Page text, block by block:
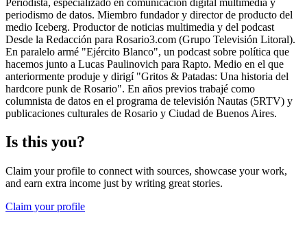
periodismo de datos. Miembro fundador y director de producto del
medio Iceberg. Productor de noticias multimedia y del podcast
Desde la Redacción para Rosario3.com (Grupo Televisión Litoral).
En paralelo armé "Ejército Blanco", un podcast sobre política que
hacemos junto a Lucas Paulinovich para Rapto. Medio en el que
anteriormente produje y dirigí "Gritos & Patadas: Una historia del
hardcore punk de Rosario". En años previos trabajé como
columnista de datos en el programa de televisión Nautas (5RTV) y
publicaciones culturales de Rosario y Ciudad de Buenos Aires.
Is this you?
Claim your profile to connect with sources, showcase your work,
and earn extra income just by writing great stories.
Claim your profile